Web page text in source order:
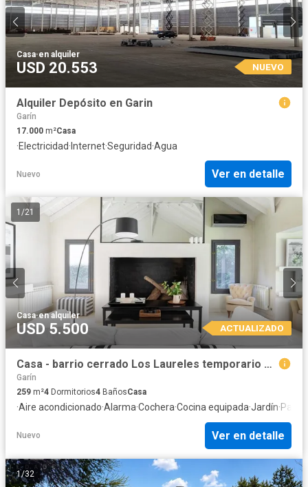
Casa·en alquiler
USD 20.553 NUEVO
Alquiler Depósito en Garin
Garín
17.000 m²Casa
·Electricidad· Internet·Seguridad·Agua
Nuevo Ver en detalle
1 /21
Casa·en alquiler
USD 5.500 ACTUALIZADO
Casa - barrio cerrado Los Laureles temporario por Enero ,Febrero, y quincenas
Garín
259 m²4 Dormitorios4 BañosCasa
·Aire acondicionado·Alarma·Cochera·Cocina equipada·Jardín·
Nuevo Ver en detalle
1/32